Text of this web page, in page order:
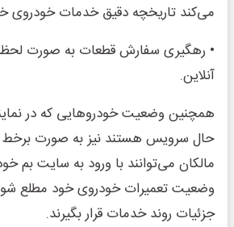
می‌کند تاریخچه دقیق خدمات خودروی
• رهگیری سفارش قطعات به صورت
آنلاین.
همچنین وضعیت خودروهایی که در
حال سرویس هستند نیز به صورت
مالکان می‌توانند با ورود به سایت بم
وضعیت تعمیرات خودروی خود مطلع
جزئیات روند خدمات قرار بگیرند.